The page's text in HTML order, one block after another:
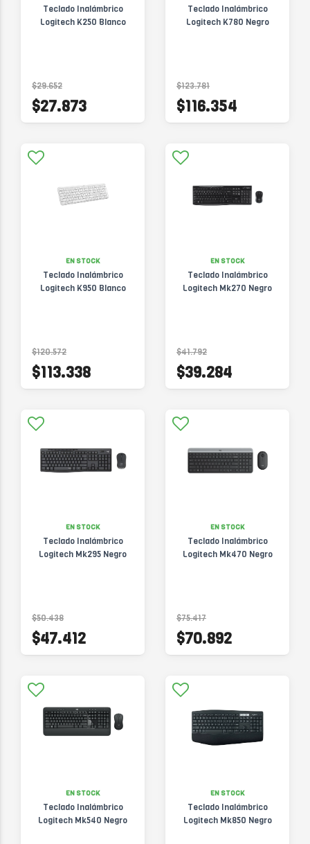
Teclado Inalámbrico
Logitech K250 Blanco
$29.652
$27.873
Teclado Inalámbrico
Logitech K780 Negro
$123.781
$116.354
EN STOCK
Teclado Inalámbrico
Logitech K950 Blanco
$120.572
$113.338
EN STOCK
Teclado Inalámbrico
Logitech Mk270 Negro
$41.792
$39.284
EN STOCK
Teclado Inalámbrico
Logitech Mk295 Negro
$50.438
$47.412
EN STOCK
Teclado Inalámbrico
Logitech Mk470 Negro
$75.417
$70.892
EN STOCK
Teclado Inalámbrico
Logitech Mk540 Negro
EN STOCK
Teclado Inalámbrico
Logitech Mk850 Negro